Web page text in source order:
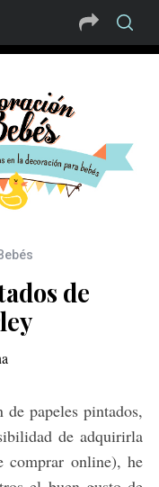
de
de papeles pintados,
de adquirirla
comprar online), he